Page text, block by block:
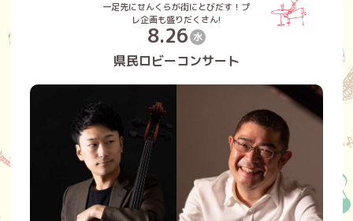
一足先にせんくらが街にとびだす！プ
レ企画も盛りだくさん!
8.26 水
県民ロビーコンサート